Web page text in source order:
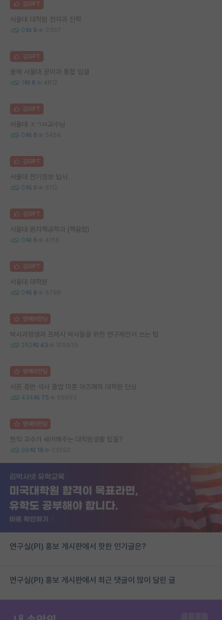
김GPT
서울대 대학원 전자과 진학
0 9 3307
김GPT
올해 서울대 문이과 통합 입결
1 6 4812
김GPT
서울대 ㅈㄱㅁ교수님
0 6 5454
김GPT
서울대 전기정보 입시
0 0 8112
김GPT
서울대 원자핵공학과 (핵융합)
0 6 4158
김GPT
서울대 대학원
0 8 6788
명예의전당
박사과정생과 프레시 박사들을 위한 연구제안서 쓰는 팁
252 43 105935
명예의전당
서른 중반 석사 졸업 미혼 아즈매의 대학원 단상
434 75 66693
명예의전당
현직 교수가 쉐어해주는 대학원생활 팁들?
96 19 23592
연구실(PI) 홍보 게시판에서 핫한 인기글은?
연구실(PI) 홍보 게시판에서 최근 댓글이 많이 달린 글